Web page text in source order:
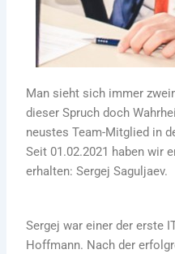
Man sieht sich immer
dieser Spruch doch
neustes Team-Mitglied in
Seit 01.02.2021 haben wir
erhalten: Sergej Saguljaev.
Sergej war einer der erste
Hoffmann. Nach der